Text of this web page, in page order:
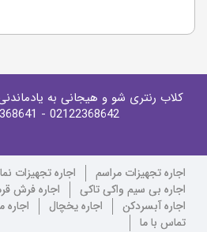
کلاب رنتری شو و هیجانی به
02122368642
- 02122368641
اجاره تجهیزات مراسم
اجاره تجهیزات
اجاره بی سیم واکی تاکی
اجاره فرش
اجاره آبسردکن
اجاره یخچال
تماس با ما